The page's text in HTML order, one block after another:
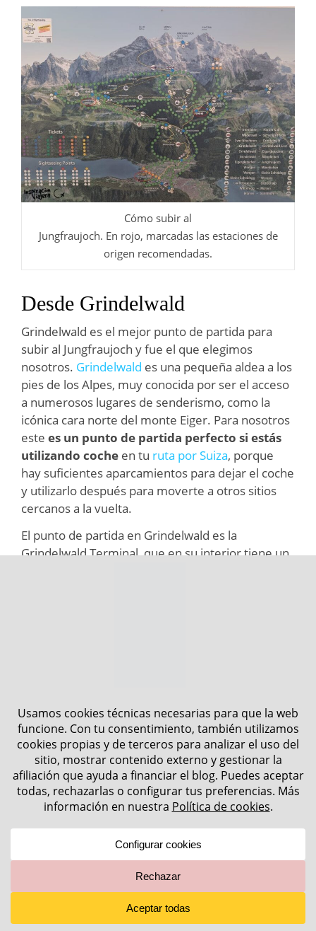
Cómo subir al
Jungfraujoch. En rojo, marcadas las estaciones de
origen recomendadas.
Desde Grindelwald
Grindelwald es el mejor punto de partida para
subir al Jungfraujoch y fue el que elegimos
nosotros. Grindelwald es una pequeña aldea a los
pies de los Alpes, muy conocida por ser el acceso
a numerosos lugares de senderismo, como la
icónica cara norte del monte Eiger. Para nosotros
este es un punto de partida perfecto si estás
utilizando coche en tu ruta por Suiza, porque
hay suficientes aparcamientos para dejar el coche
y utilizarlo después para moverte a otros sitios
cercanos a la vuelta.
El punto de partida en Grindelwald es la
Grindelwald Terminal, que en su interior tiene un
metálico o con Easy Park desde la APP. Desde el
aparcamiento tienes 2 minutos andando hasta la
estación, cruzando el puente y bordeando el
edificio del aparcamiento subterráneo por el
pasadizo hasta llegar al edificio de Grindelwald
Terminal.